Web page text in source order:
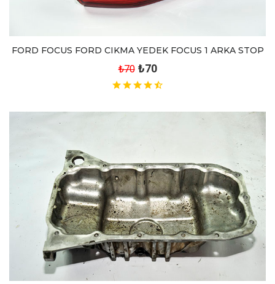
FORD FOCUS FORD CIKMA YEDEK FOCUS 1 ARKA STOP
₺70 ₺70